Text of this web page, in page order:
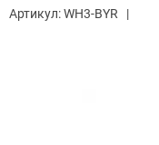
Артикул:WH3-BYR